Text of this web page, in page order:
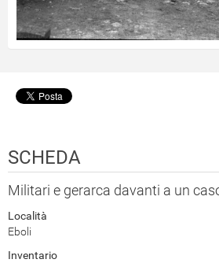
SCHEDA
Militari e gerarca davanti a un
Località
Eboli
Inventario